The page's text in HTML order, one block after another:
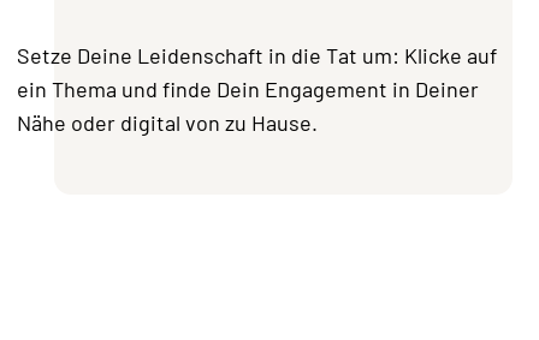
Setze Deine Leidenschaft in die Tat um: Klicke auf
ein Thema und finde Dein Engagement in Deiner
Nähe oder digital von zu Hause.